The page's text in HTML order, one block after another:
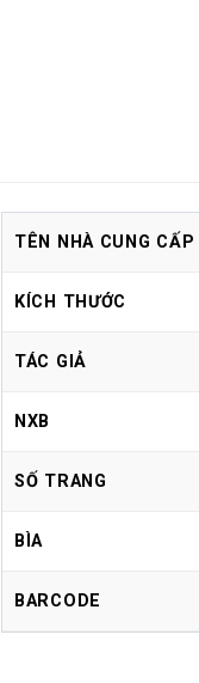
TÊN NHÀ CUNG CẤP
KÍCH THƯỚC
TÁC GIẢ
NXB
SỐ TRANG
BÌA
BARCODE